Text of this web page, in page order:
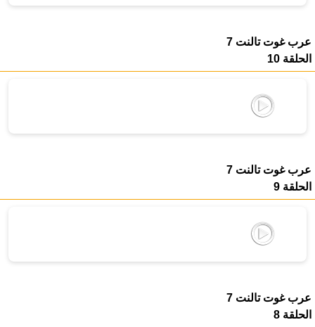
عرب غوت تالنت 7
الحلقة 10
عرب غوت تالنت 7
الحلقة 9
عرب غوت تالنت 7
الحلقة 8